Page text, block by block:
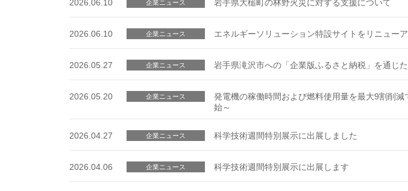
2026.06.10 企業ニュース 岩手県大槌町の林野火災に対する支援について
2026.06.10 企業ニュース エネルギーソリューション特設サイトをリニュー
2026.05.27 企業ニュース 岩手県滝沢市への「企業版ふるさと納税」を通じ
2026.05.20 企業ニュース
発電機の稼働時間および燃料使用量を最大9割削
始～
2026.04.27 企業ニュース 科学技術週間特別展示に出展しました
2026.04.06 企業ニュース 科学技術週間特別展示に出展します